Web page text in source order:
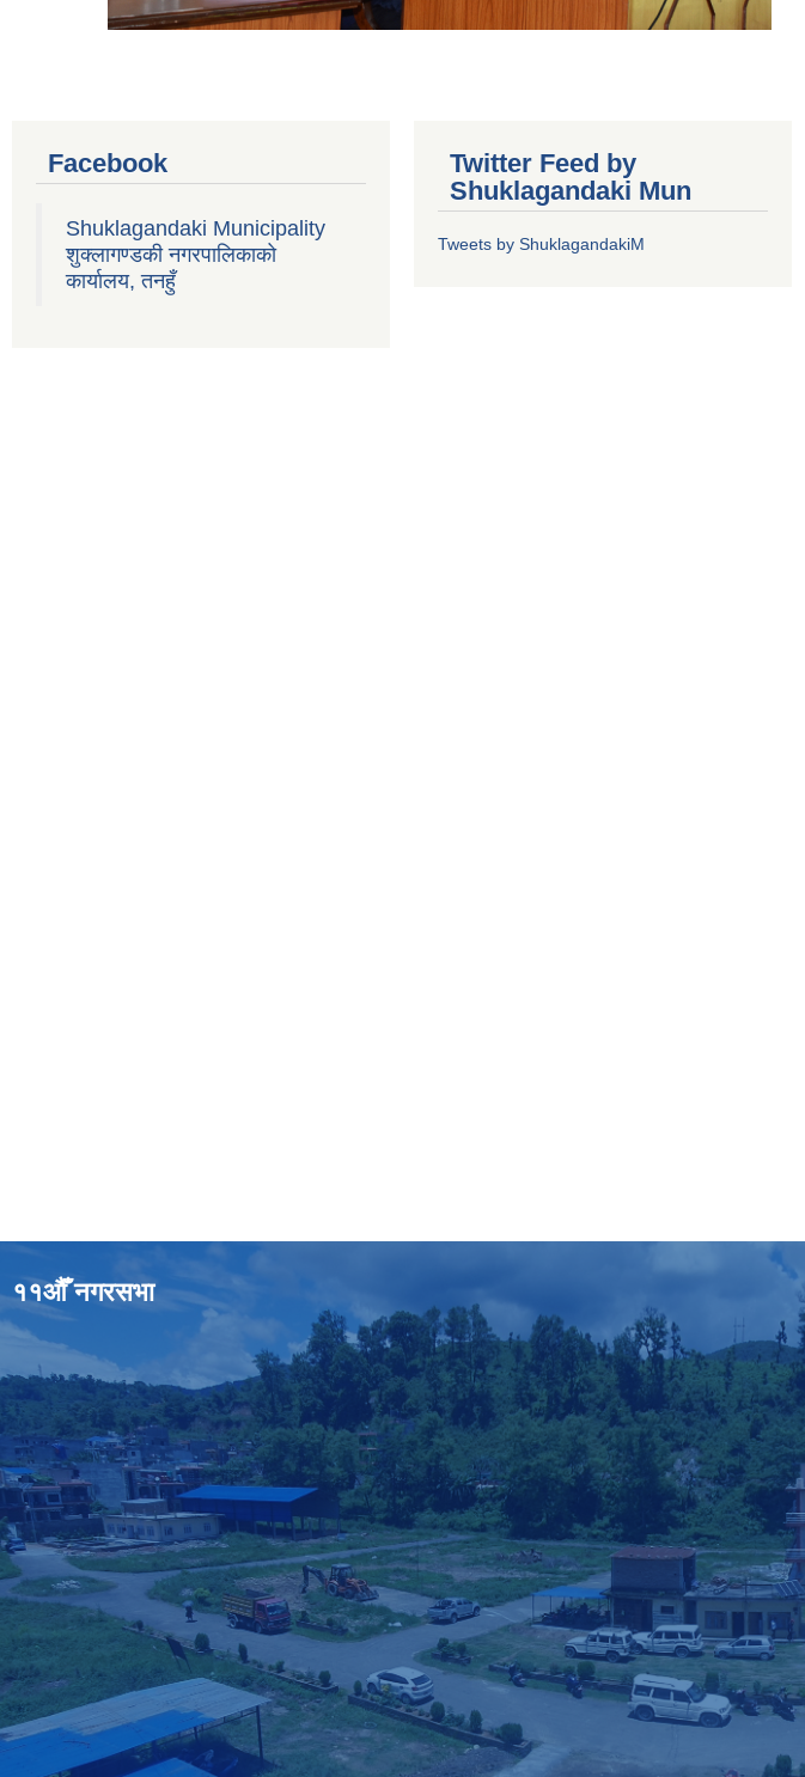
Facebook
Shuklagandaki Municipality
शुक्लागण्डकी नगरपालिकाको
कार्यालय, तनहुँ
Twitter Feed by
Shuklagandaki Mun
Tweets by ShuklagandakiM
११औँ नगरसभा